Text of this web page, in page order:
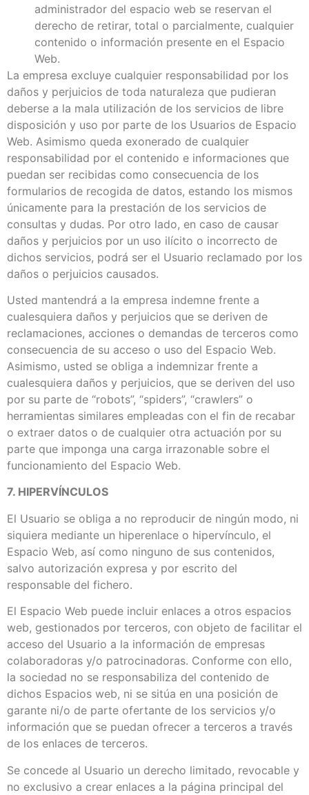
administrador del espacio web se reservan el
derecho de retirar, total o parcialmente, cualquier
contenido o información presente en el Espacio
Web.
La empresa excluye cualquier responsabilidad por los
daños y perjuicios de toda naturaleza que pudieran
deberse a la mala utilización de los servicios de libre
disposición y uso por parte de los Usuarios de Espacio
Web. Asimismo queda exonerado de cualquier
responsabilidad por el contenido e informaciones que
puedan ser recibidas como consecuencia de los
formularios de recogida de datos, estando los mismos
únicamente para la prestación de los servicios de
consultas y dudas. Por otro lado, en caso de causar
daños y perjuicios por un uso ilícito o incorrecto de
dichos servicios, podrá ser el Usuario reclamado por los
daños o perjuicios causados.
Usted mantendrá a la empresa indemne frente a
cualesquiera daños y perjuicios que se deriven de
reclamaciones, acciones o demandas de terceros como
consecuencia de su acceso o uso del Espacio Web.
Asimismo, usted se obliga a indemnizar frente a
cualesquiera daños y perjuicios, que se deriven del uso
por su parte de “robots”, “spiders”, “crawlers” o
herramientas similares empleadas con el fin de recabar
o extraer datos o de cualquier otra actuación por su
parte que imponga una carga irrazonable sobre el
funcionamiento del Espacio Web.
7. HIPERVÍNCULOS
El Usuario se obliga a no reproducir de ningún modo, ni
siquiera mediante un hiperenlace o hipervínculo, el
Espacio Web, así como ninguno de sus contenidos,
salvo autorización expresa y por escrito del
responsable del fichero.
El Espacio Web puede incluir enlaces a otros espacios
web, gestionados por terceros, con objeto de facilitar el
acceso del Usuario a la información de empresas
colaboradoras y/o patrocinadoras. Conforme con ello,
la sociedad no se responsabiliza del contenido de
dichos Espacios web, ni se sitúa en una posición de
garante ni/o de parte ofertante de los servicios y/o
información que se puedan ofrecer a terceros a través
de los enlaces de terceros.
Se concede al Usuario un derecho limitado, revocable y
no exclusivo a crear enlaces a la página principal del